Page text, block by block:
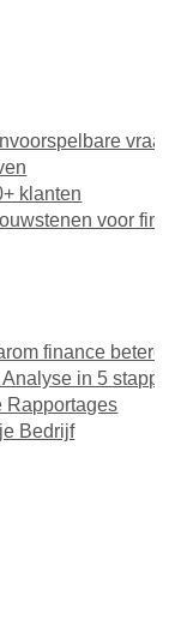
vraag
klanten
voor
finance betere
in 5 stappen
Rapportages
Bedrijf